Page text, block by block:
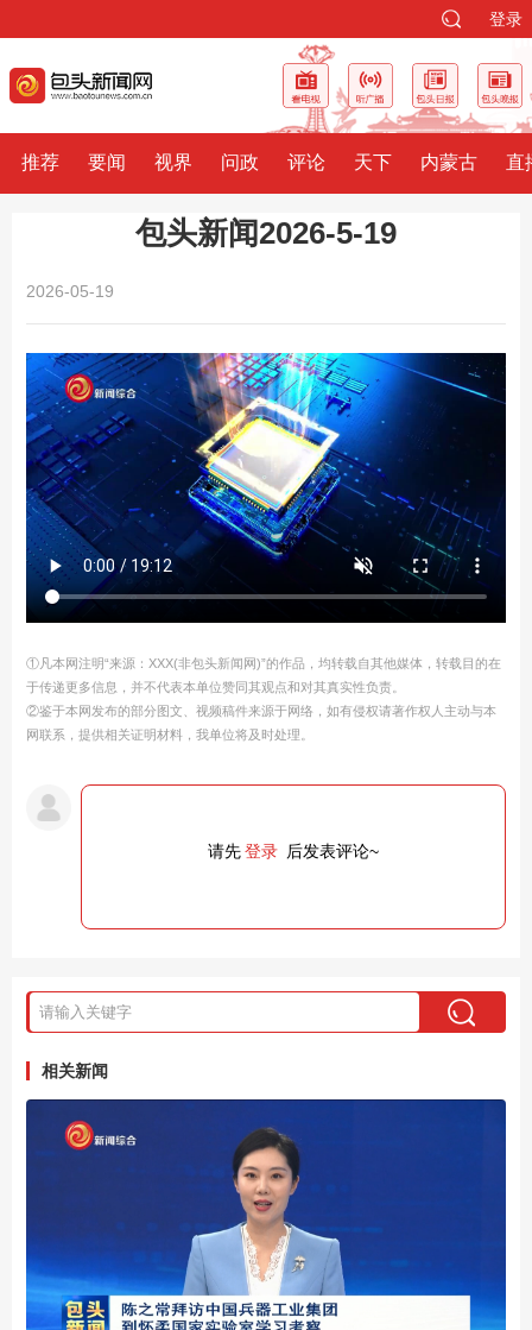
登录
推荐 要闻 视界 问政 评论 天下 内蒙古 直
包头新闻2026-5-19
2026-05-19
①凡本网注明“来源：XXX(非包头新闻网)”的作品，均转载自其他媒体，转载目的在
于传递更多信息，并不代表本单位赞同其观点和对其真实性负责。
②鉴于本网发布的部分图文、视频稿件来源于网络，如有侵权请著作权人主动与本
网联系，提供相关证明材料，我单位将及时处理。
请先登录 后发表评论~
相关新闻